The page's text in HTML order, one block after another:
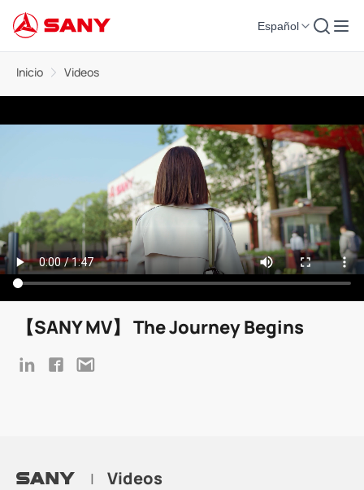
Español
Inicio Videos
【SANY MV】 The Journey Begins
| Videos